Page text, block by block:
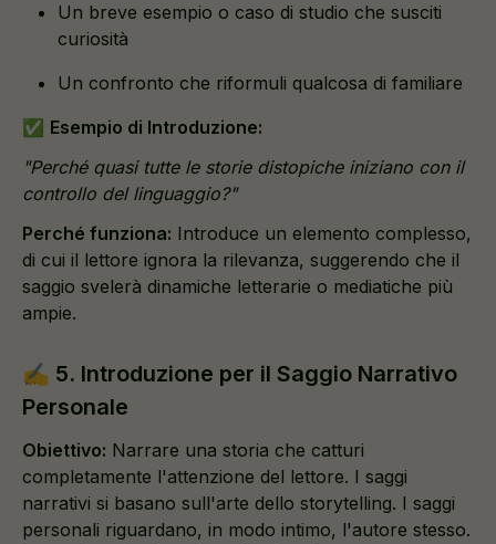
Un breve esempio o caso di studio che susciti
curiosità
Un confronto che riformuli qualcosa di familiare
✅ Esempio di Introduzione:
"Perché quasi tutte le storie distopiche iniziano con il
controllo del linguaggio?"
Perché funziona: Introduce un elemento complesso,
di cui il lettore ignora la rilevanza, suggerendo che il
saggio svelerà dinamiche letterarie o mediatiche più
ampie.
✍️ 5. Introduzione per il Saggio Narrativo
Personale
Obiettivo: Narrare una storia che catturi
completamente l'attenzione del lettore. I saggi
narrativi si basano sull'arte dello storytelling. I saggi
personali riguardano, in modo intimo, l'autore stesso.